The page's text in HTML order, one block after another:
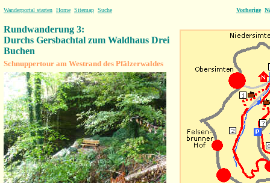
Wanderportal starten Home Sitemap Suche Vorherige
Rundwanderung 3:
Durchs Gersbachtal zum Waldhaus Drei
Buchen
Schnuppertour am Westrand des Pfälzerwaldes